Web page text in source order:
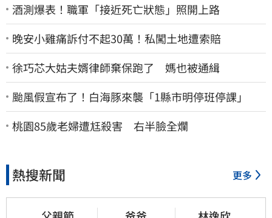
酒測爆表！職軍「接近死亡狀態」照開上路
晚安小雞痛訴付不起30萬！私闖土地遭索賠
徐巧芯大姑夫婿律師棄保跑了 媽也被通緝
颱風假宣布了！白海豚來襲「1縣市明停班停課」
桃園85歲老婦遭尪殺害 右半臉全爛
熱搜新聞 更多